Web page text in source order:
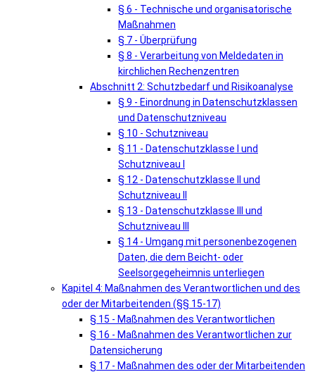
§ 6 - Technische und organisatorische
Maßnahmen
§ 7 - Überprüfung
§ 8 - Verarbeitung von Meldedaten in
kirchlichen Rechenzentren
Abschnitt 2: Schutzbedarf und Risikoanalyse
§ 9 - Einordnung in Datenschutzklassen
und Datenschutzniveau
§ 10 - Schutzniveau
§ 11 - Datenschutzklasse I und
Schutzniveau I
§ 12 - Datenschutzklasse II und
Schutzniveau II
§ 13 - Datenschutzklasse III und
Schutzniveau III
§ 14 - Umgang mit personenbezogenen
Daten, die dem Beicht- oder
Seelsorgegeheimnis unterliegen
Kapitel 4: Maßnahmen des Verantwortlichen und des
oder der Mitarbeitenden (§§ 15-17)
§ 15 - Maßnahmen des Verantwortlichen
§ 16 - Maßnahmen des Verantwortlichen zur
Datensicherung
§ 17 - Maßnahmen des oder der Mitarbeitenden